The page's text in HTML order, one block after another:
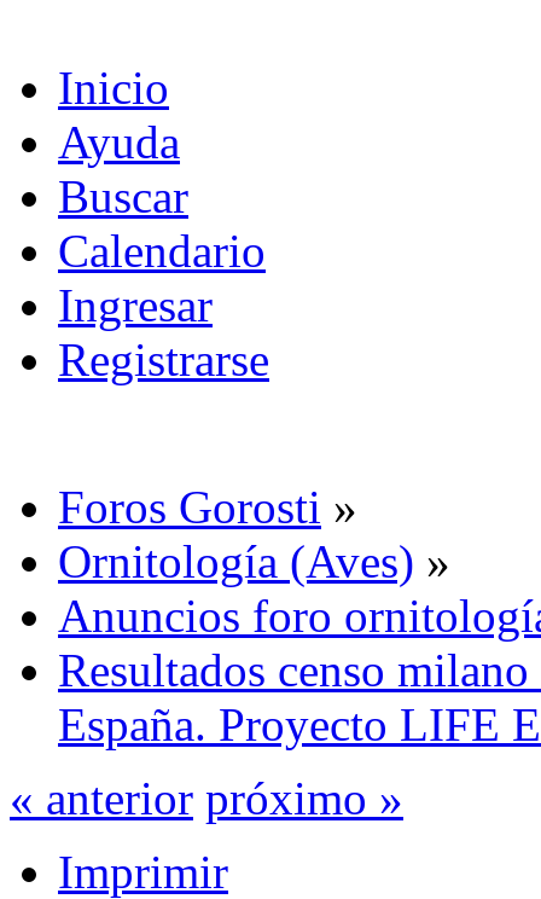
Inicio
Ayuda
Buscar
Calendario
Ingresar
Registrarse
Foros Gorosti »
Ornitología (Aves) »
Anuncios foro
Resultados censo
España. Proyecto LIFE
« anterior próximo »
Imprimir